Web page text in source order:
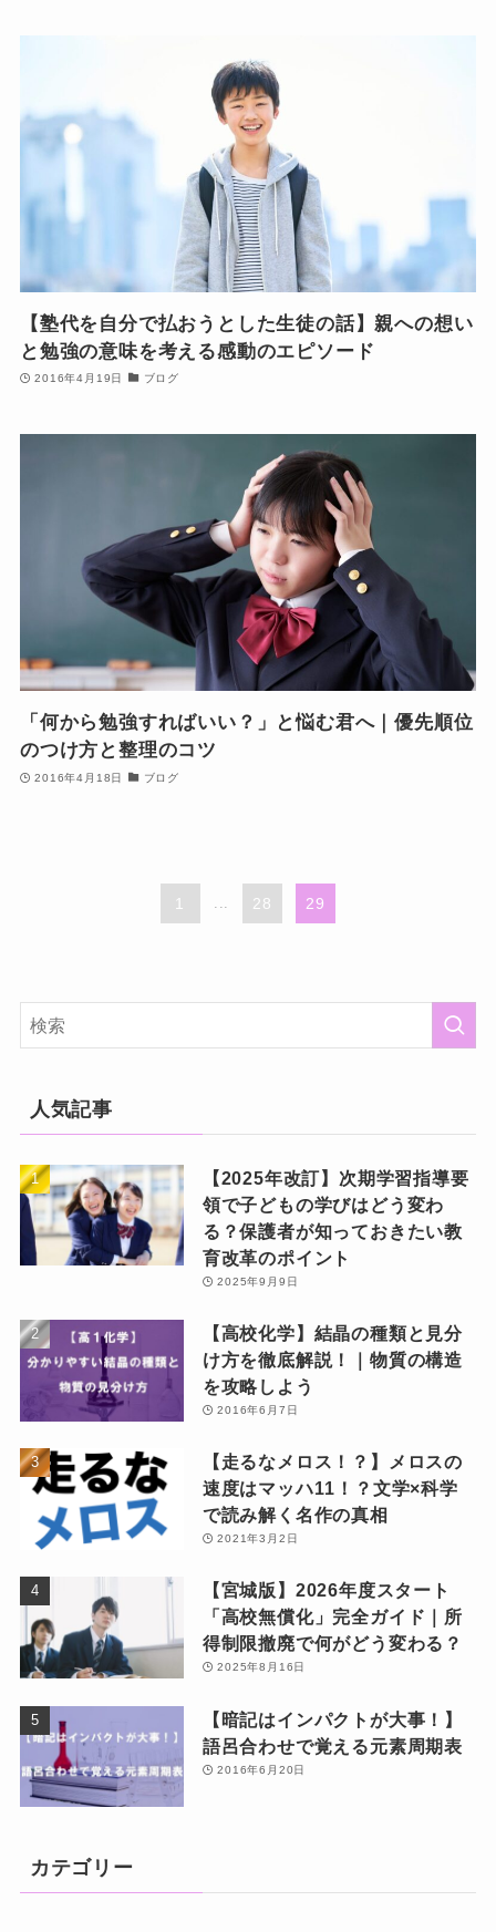
【塾代を自分で払おうとした生徒の話】親への想い
と勉強の意味を考える感動のエピソード
2016年4月19日 ブログ
「何から勉強すればいい？」と悩む君へ｜優先順位
のつけ方と整理のコツ
2016年4月18日 ブログ
1 ... 28 29
人気記事
【2025年改訂】次期学習指導要
領で子どもの学びはどう変わ
る？保護者が知っておきたい教
育改革のポイント
2025年9月9日
【高校化学】結晶の種類と見分
け方を徹底解説！｜物質の構造
を攻略しよう
2016年6月7日
【走るなメロス！？】メロスの
速度はマッハ11！？文学×科学
で読み解く名作の真相
2021年3月2日
【宮城版】2026年度スタート
「高校無償化」完全ガイド｜所
得制限撤廃で何がどう変わる？
2025年8月16日
【暗記はインパクトが大事！】
語呂合わせで覚える元素周期表
2016年6月20日
カテゴリー